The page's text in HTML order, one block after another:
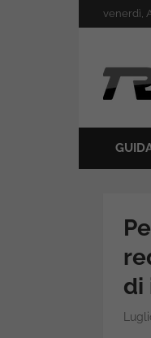
to
venerdì,
di